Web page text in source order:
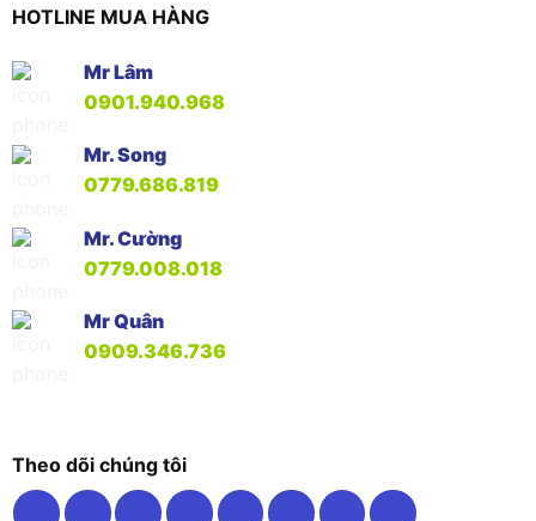
HOTLINE MUA HÀNG
Mr Lâm
0901.940.968
Mr. Song
0779.686.819
Mr. Cường
0779.008.018
Mr Quân
0909.346.736
Theo dõi chúng tôi